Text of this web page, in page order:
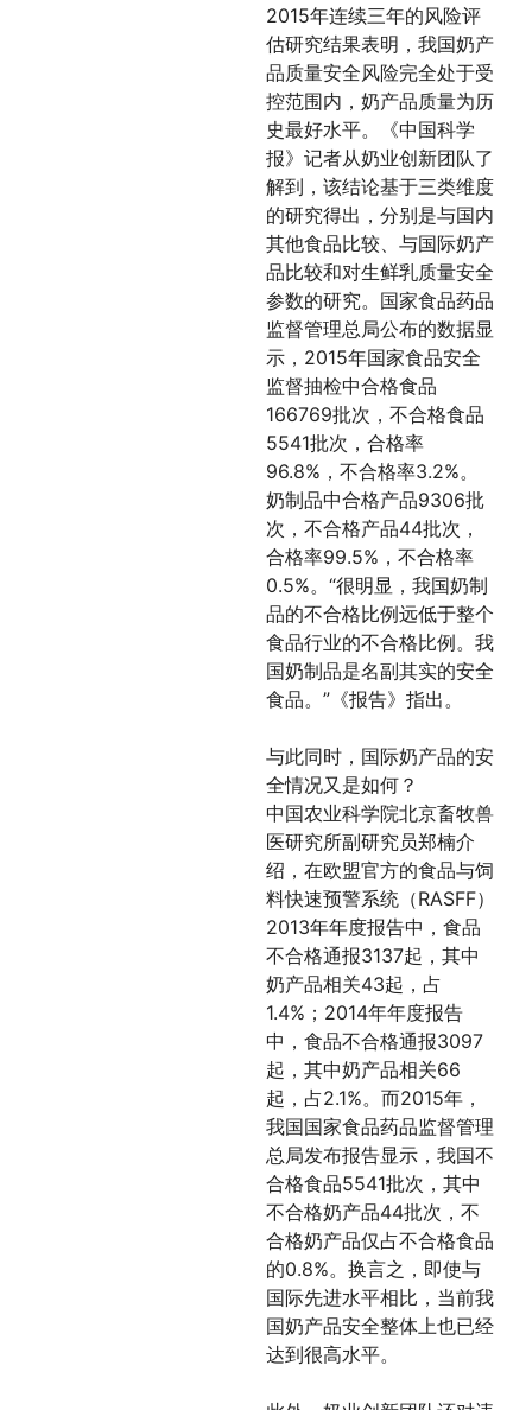
2015年连续三年的风险评
估研究结果表明，我国奶产
品质量安全风险完全处于受
控范围内，奶产品质量为历
史最好水平。《中国科学
报》记者从奶业创新团队了
解到，该结论基于三类维度
的研究得出，分别是与国内
其他食品比较、与国际奶产
品比较和对生鲜乳质量安全
参数的研究。国家食品药品
监督管理总局公布的数据显
示，2015年国家食品安全
监督抽检中合格食品
166769批次，不合格食品
5541批次，合格率
96.8%，不合格率3.2%。
奶制品中合格产品9306批
次，不合格产品44批次，
合格率99.5%，不合格率
0.5%。“很明显，我国奶制
品的不合格比例远低于整个
食品行业的不合格比例。我
国奶制品是名副其实的安全
食品。”《报告》指出。
与此同时，国际奶产品的安
全情况又是如何？
中国农业科学院北京畜牧兽
医研究所副研究员郑楠介
绍，在欧盟官方的食品与饲
料快速预警系统（RASFF）
2013年年度报告中，食品
不合格通报3137起，其中
奶产品相关43起，占
1.4%；2014年年度报告
中，食品不合格通报3097
起，其中奶产品相关66
起，占2.1%。而2015年，
我国国家食品药品监督管理
总局发布报告显示，我国不
合格食品5541批次，其中
不合格奶产品44批次，不
合格奶产品仅占不合格食品
的0.8%。换言之，即使与
国际先进水平相比，当前我
国奶产品安全整体上也已经
达到很高水平。